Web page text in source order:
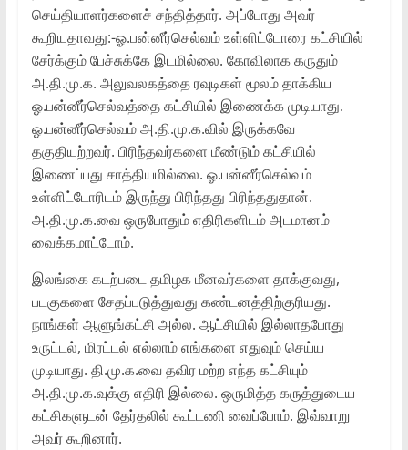
செய்தியாளர்களைச் சந்தித்தார். அப்போது அவர்
கூறியதாவது:-ஓ.பன்னீர்செல்வம் உள்ளிட்டோரை கட்சியில்
சேர்க்கும் பேச்சுக்கே இடமில்லை. கோவிலாக கருதும்
அ.தி.மு.க. அலுவலகத்தை ரவுடிகள் மூலம் தாக்கிய
ஓ.பன்னீர்செல்வத்தை கட்சியில் இணைக்க முடியாது.
ஓ.பன்னீர்செல்வம் அ.தி.மு.க.வில் இருக்கவே
தகுதியற்றவர். பிரிந்தவர்களை மீண்டும் கட்சியில்
இணைப்பது சாத்தியமில்லை. ஓ.பன்னீர்செல்வம்
உள்ளிட்டோரிடம் இருந்து பிரிந்தது பிரிந்ததுதான்.
அ.தி.மு.க.வை ஒருபோதும் எதிரிகளிடம் அடமானம்
வைக்கமாட்டோம்.
இலங்கை கடற்படை தமிழக மீனவர்களை தாக்குவது,
படகுகளை சேதப்படுத்துவது கண்டனத்திற்குரியது.
நாங்கள் ஆளுங்கட்சி அல்ல. ஆட்சியில் இல்லாதபோது
உருட்டல், மிரட்டல் எல்லாம் எங்களை எதுவும் செய்ய
முடியாது. தி.மு.க.வை தவிர மற்ற எந்த கட்சியும்
அ.தி.மு.க.வுக்கு எதிரி இல்லை. ஒருமித்த கருத்துடைய
கட்சிகளுடன் தேர்தலில் கூட்டணி வைப்போம். இவ்வாறு
அவர் கூறினார்.